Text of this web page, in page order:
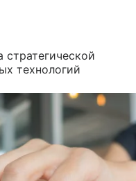
технологий